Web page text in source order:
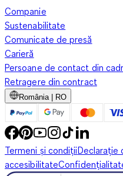
Companie
Sustenabilitate
Comunicate de presă
Carieră
Persoane de contact din
Retragere din contract
România | RO
Termeni și condițiiDeclarație
accesibilitate